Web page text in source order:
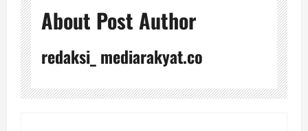
About Post Author
redaksi_ mediarakyat.co